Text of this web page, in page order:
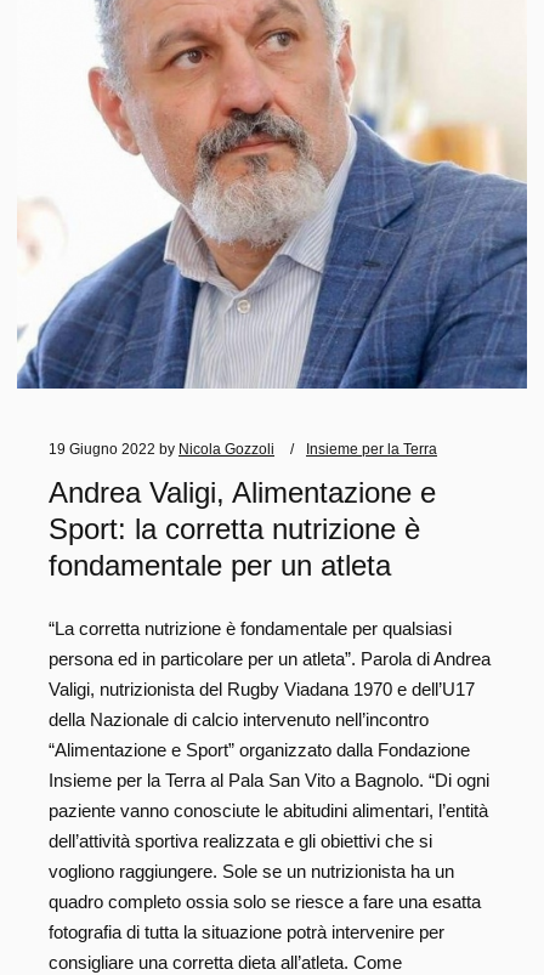
19 Giugno 2022 by Nicola Gozzoli Insieme per la Terra
Andrea Valigi, Alimentazione e
Sport: la corretta nutrizione è
fondamentale per un atleta
“La corretta nutrizione è fondamentale per qualsiasi
persona ed in particolare per un atleta”. Parola di Andrea
Valigi, nutrizionista del Rugby Viadana 1970 e dell’U17
della Nazionale di calcio intervenuto nell’incontro
“Alimentazione e Sport” organizzato dalla Fondazione
Insieme per la Terra al Pala San Vito a Bagnolo. “Di ogni
paziente vanno conosciute le abitudini alimentari, l’entità
dell’attività sportiva realizzata e gli obiettivi che si
vogliono raggiungere. Sole se un nutrizionista ha un
quadro completo ossia solo se riesce a fare una esatta
fotografia di tutta la situazione potrà intervenire per
consigliare una corretta dieta all’atleta. Come